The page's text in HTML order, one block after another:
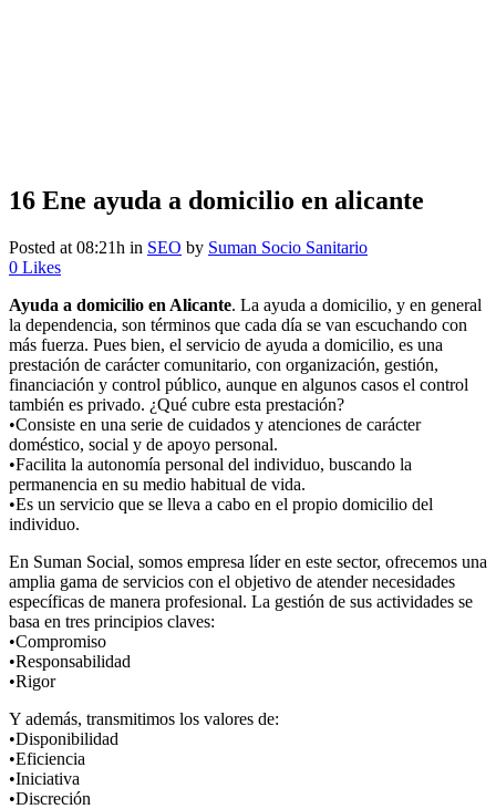
16 Ene ayuda a domicilio en alicante
Posted at 08:21h in SEO by Suman Socio Sanitario
0 Likes
Ayuda a domicilio en Alicante. La ayuda a domicilio, y en general
la dependencia, son términos que cada día se van escuchando con
más fuerza. Pues bien, el servicio de ayuda a domicilio, es una
prestación de carácter comunitario, con organización, gestión,
financiación y control público, aunque en algunos casos el control
también es privado. ¿Qué cubre esta prestación?
•Consiste en una serie de cuidados y atenciones de carácter
doméstico, social y de apoyo personal.
•Facilita la autonomía personal del individuo, buscando la
permanencia en su medio habitual de vida.
•Es un servicio que se lleva a cabo en el propio domicilio del
individuo.
En Suman Social, somos empresa líder en este sector, ofrecemos una
amplia gama de servicios con el objetivo de atender necesidades
específicas de manera profesional. La gestión de sus actividades se
basa en tres principios claves:
•Compromiso
•Responsabilidad
•Rigor
Y además, transmitimos los valores de:
•Disponibilidad
•Eficiencia
•Iniciativa
•Discreción